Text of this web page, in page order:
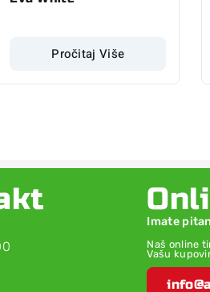
Pročitaj Više
Imate
Naš online
Vašu